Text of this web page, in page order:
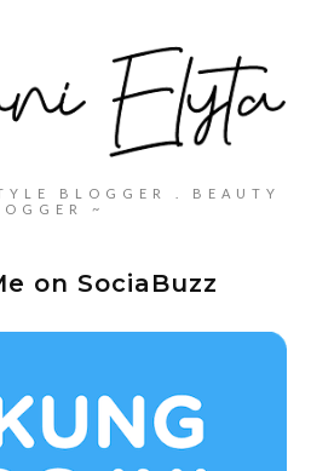
BLOGGER . BEAUTY
~
on SociaBuzz